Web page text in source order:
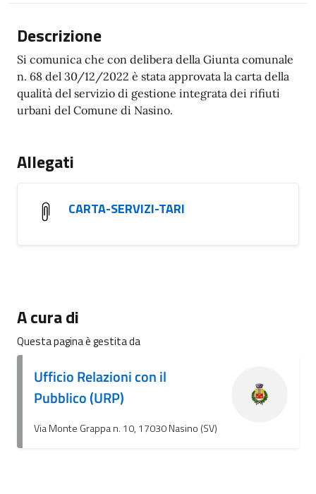
Descrizione
Si comunica che con delibera della Giunta comunale
n. 68 del 30/12/2022 è stata approvata la carta della
qualità del servizio di gestione integrata dei rifiuti
urbani del Comune di Nasino.
Allegati
CARTA-SERVIZI-TARI
A cura di
Questa pagina è gestita da
Ufficio Relazioni con il
Pubblico (URP)
Via Monte Grappa n. 10, 17030 Nasino (SV)